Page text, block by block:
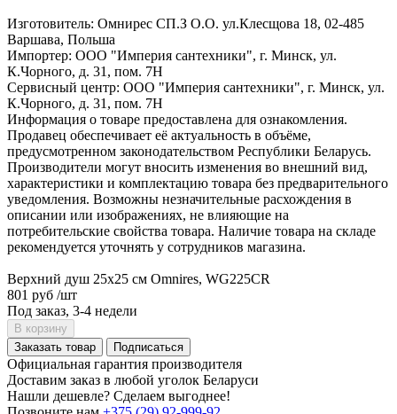
Изготовитель: Омнирес СП.З О.О. ул.Клесщова 18, 02-485
Варшава, Польша
Импортер: ООО "Империя сантехники", г. Минск, ул.
К.Чорного, д. 31, пом. 7Н
Сервисный центр: ООО "Империя сантехники", г. Минск, ул.
К.Чорного, д. 31, пом. 7Н
Информация о товаре предоставлена для ознакомления.
Продавец обеспечивает её актуальность в объёме,
предусмотренном законодательством Республики Беларусь.
Производители могут вносить изменения во внешний вид,
характеристики и комплектацию товара без предварительного
уведомления. Возможны незначительные расхождения в
описании или изображениях, не влияющие на
потребительские свойства товара. Наличие товара на складе
рекомендуется уточнять у сотрудников магазина.
Верхний душ 25x25 см Omnires, WG225CR
801 руб /шт
Под заказ, 3-4 недели
В корзину
Заказать товар
Подписаться
Официальная гарантия производителя
Доставим заказ в любой уголок Беларуси
Нашли дешевле? Сделаем выгоднее!